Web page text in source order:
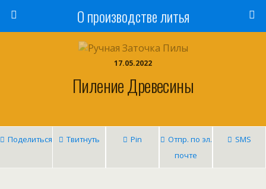
О производстве литья
17.05.2022
Пиление Древесины
Поделиться Твитнуть Pin
Отпр. по эл.
почте
SMS